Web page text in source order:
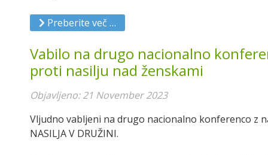
Preberite več …
Vabilo na drugo nacionalno
proti nasilju nad ženskami
Objavljeno: 21 November 2023
Vljudno vabljeni na drugo nacionalno konferenco z
NASILJA V DRUŽINI.